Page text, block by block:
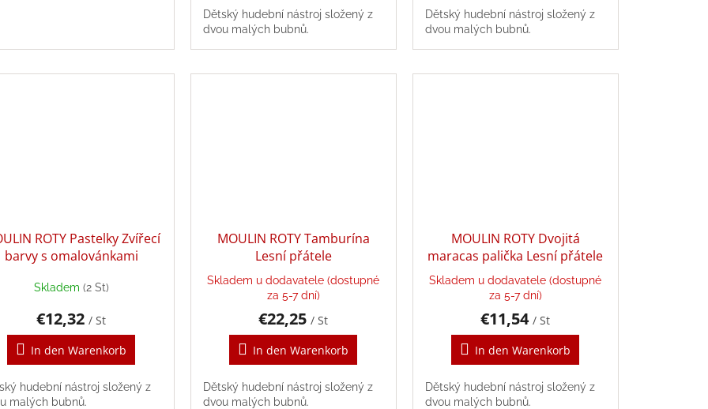
Dětský hudební nástroj složený z
dvou malých bubnů.
Dětský hudební nástroj složený z
dvou malých bubnů.
ROTY Pastelky Zvířecí
barvy s omalovánkami
Skladem (2 St)
€12,32/ St
In den Warenkorb
hudební nástroj složený z
malých bubnů.
MOULIN ROTY Tamburína
Lesní přátele
Skladem u dodavatele (dostupné
za 5-7 dní)
€22,25/ St
In den Warenkorb
Dětský hudební nástroj složený z
dvou malých bubnů.
MOULIN ROTY Dvojitá
maracas palička Lesní přátele
Skladem u dodavatele (dostupné
za 5-7 dní)
€11,54/ St
In den Warenkorb
Dětský hudební nástroj složený z
dvou malých bubnů.